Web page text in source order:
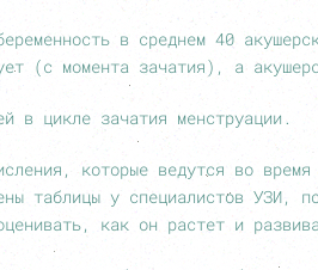
в среднем 40
(с момента зачатия), а
в цикле зачатия менструации.
которые ведутся во
таблицы у специалистов УЗИ,
как он растет и